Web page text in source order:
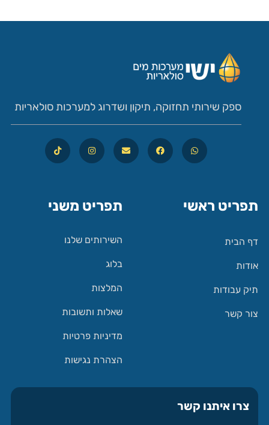
ספק שירותי תחזוקה, תיקון ושדרוג למערכות סולאריות
תפריט ראשי
דף הבית
אודות
תיק עבודות
צור קשר
תפריט משני
השירותים שלנו
בלוג
המלצות
שאלות ותשובות
מדיניות פרטיות
הצהרת נגישות
צרו איתנו קשר